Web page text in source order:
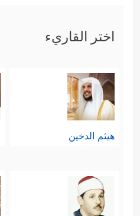
اختر القاريء
هيثم الدخين